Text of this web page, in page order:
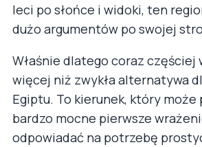
leci po słońce i widoki, ten
dużo argumentów po swojej
Właśnie dlatego coraz częściej
więcej niż zwykła alternatywa
Egiptu. To kierunek, który
bardzo mocne pierwsze
odpowiadać na potrzebę